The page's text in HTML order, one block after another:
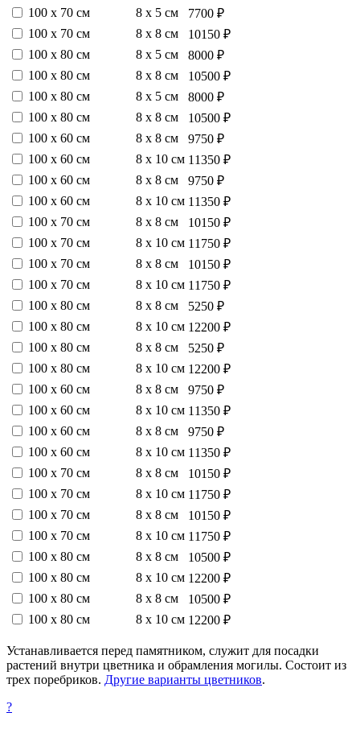
100 х 70 см
8 х 5 см
7700 ₽
100 х 70 см
8 х 8 см
10150 ₽
100 х 80 см
8 х 5 см
8000 ₽
100 х 80 см
8 х 8 см
10500 ₽
100 х 80 см
8 х 5 см
8000 ₽
100 х 80 см
8 х 8 см
10500 ₽
100 х 60 см
8 х 8 см
9750 ₽
100 х 60 см
8 х 10 см 11350 ₽
100 х 60 см
8 х 8 см
9750 ₽
100 х 60 см
8 х 10 см 11350 ₽
100 х 70 см
8 х 8 см
10150 ₽
100 х 70 см
8 х 10 см 11750 ₽
100 х 70 см
8 х 8 см
10150 ₽
100 х 70 см
8 х 10 см 11750 ₽
100 х 80 см
8 х 8 см
5250 ₽
100 х 80 см
8 х 10 см 12200 ₽
100 х 80 см
8 х 8 см
5250 ₽
100 х 80 см
8 х 10 см 12200 ₽
100 х 60 см
8 х 8 см
9750 ₽
100 х 60 см
8 х 10 см 11350 ₽
100 х 60 см
8 х 8 см
9750 ₽
100 х 60 см
8 х 10 см 11350 ₽
100 х 70 см
8 х 8 см
10150 ₽
100 х 70 см
8 х 10 см 11750 ₽
100 х 70 см
8 х 8 см
10150 ₽
100 х 70 см
8 х 10 см 11750 ₽
100 х 80 см
8 х 8 см
10500 ₽
100 х 80 см
8 х 10 см 12200 ₽
100 х 80 см
8 х 8 см
10500 ₽
100 х 80 см
8 х 10 см 12200 ₽
Устанавливается перед памятником, служит для посадки
растений внутри цветника и обрамления могилы. Состоит из
трех поребриков. Другие варианты цветников.
?